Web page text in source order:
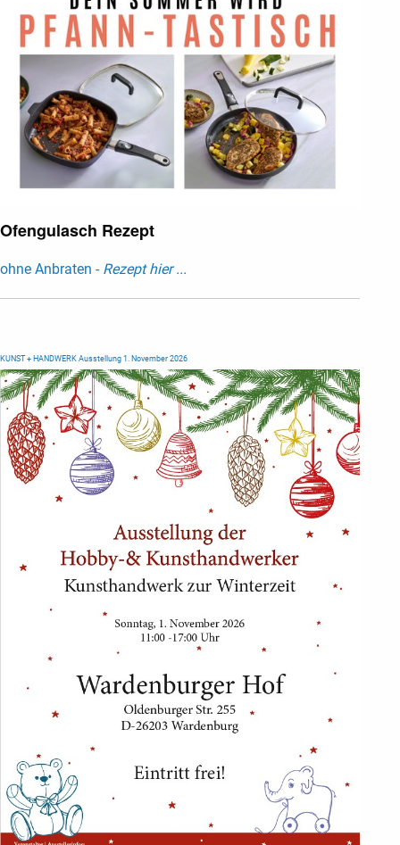
Ofengulasch Rezept
ohne Anbraten - Rezept hier ...
KUNST + HANDWERK Ausstellung 1. November 2026